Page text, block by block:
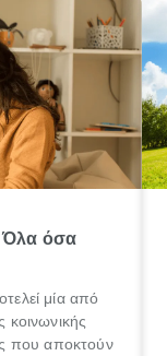
Όλα όσα
μία από
κοινωνικής
που αποκτούν